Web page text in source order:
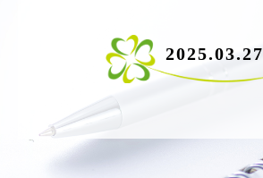
2025.03.27